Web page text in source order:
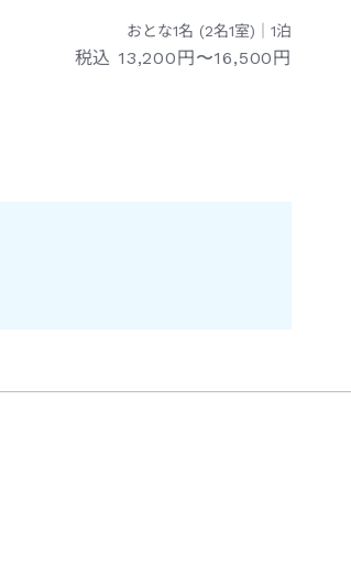
おとな1名 (2名1室)｜ 1泊
税込 13,200円〜16,500円